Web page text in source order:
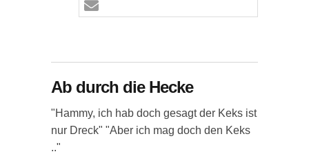
Ab durch die Hecke
"Hammy, ich hab doch gesagt der Keks ist
nur Dreck" "Aber ich mag doch den Keks
.."